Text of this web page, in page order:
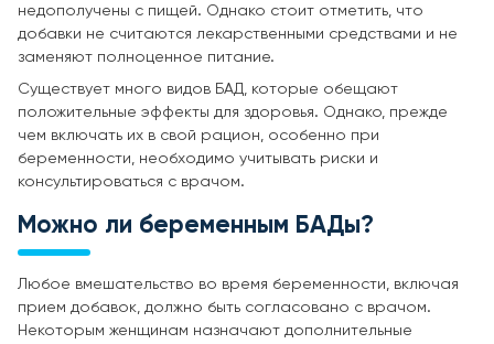
недополучены с пищей. Однако стоит отметить, что
добавки не считаются лекарственными средствами и не
заменяют полноценное питание.
Существует много видов БАД, которые обещают
положительные эффекты для здоровья. Однако, прежде
чем включать их в свой рацион, особенно при
беременности, необходимо учитывать риски и
консультироваться с врачом.
Можно ли беременным БАДы?
Любое вмешательство во время беременности, включая
прием добавок, должно быть согласовано с врачом.
Некоторым женщинам назначают дополнительные